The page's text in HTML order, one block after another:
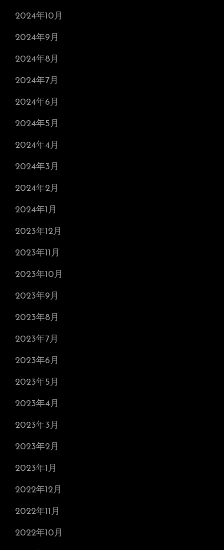
2024年10月
2024年9月
2024年8月
2024年7月
2024年6月
2024年5月
2024年4月
2024年3月
2024年2月
2024年1月
2023年12月
2023年11月
2023年10月
2023年9月
2023年8月
2023年7月
2023年6月
2023年5月
2023年4月
2023年3月
2023年2月
2023年1月
2022年12月
2022年11月
2022年10月